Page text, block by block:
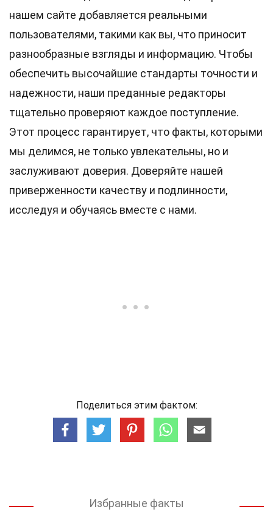
нашем сайте добавляется реальными
пользователями, такими как вы, что приносит
разнообразные взгляды и информацию. Чтобы
обеспечить высочайшие стандарты точности и
надежности, наши преданные редакторы
тщательно проверяют каждое поступление.
Этот процесс гарантирует, что факты, которыми
мы делимся, не только увлекательны, но и
заслуживают доверия. Доверяйте нашей
приверженности качеству и подлинности,
исследуя и обучаясь вместе с нами.
Поделиться этим фактом:
Избранные факты